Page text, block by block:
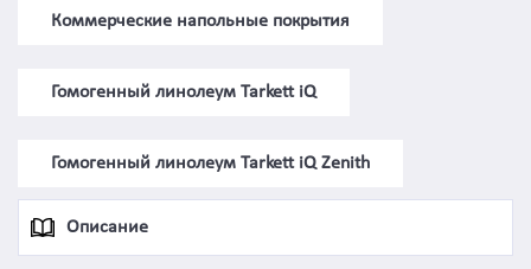
Коммерческие напольные покрытия
Гомогенный линолеум Tarkett iQ
Гомогенный линолеум Tarkett iQ Zenith
Описание